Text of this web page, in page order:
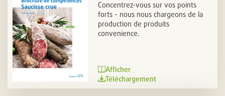
Concentrez-vous sur vos points
forts ­- nous nous chargeons de la
production de produits
convenience.
Afficher
Téléchargement